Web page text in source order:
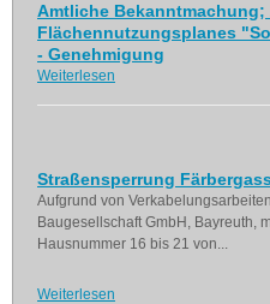
Amtliche Bekanntmachung;
Flächennutzungsplanes
- Genehmigung
Weiterlesen
Straßensperrung
Aufgrund von
Baugesellschaft GmbH, Bayreuth,
Hausnummer 16 bis 21 von...
Weiterlesen